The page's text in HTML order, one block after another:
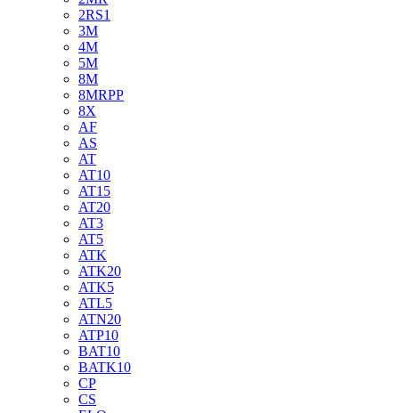
2RS1
3M
4M
5M
8M
8MRPP
8X
AF
AS
AT
AT10
AT15
AT20
AT3
AT5
ATK
ATK20
ATK5
ATL5
ATN20
ATP10
BAT10
BATK10
CP
CS